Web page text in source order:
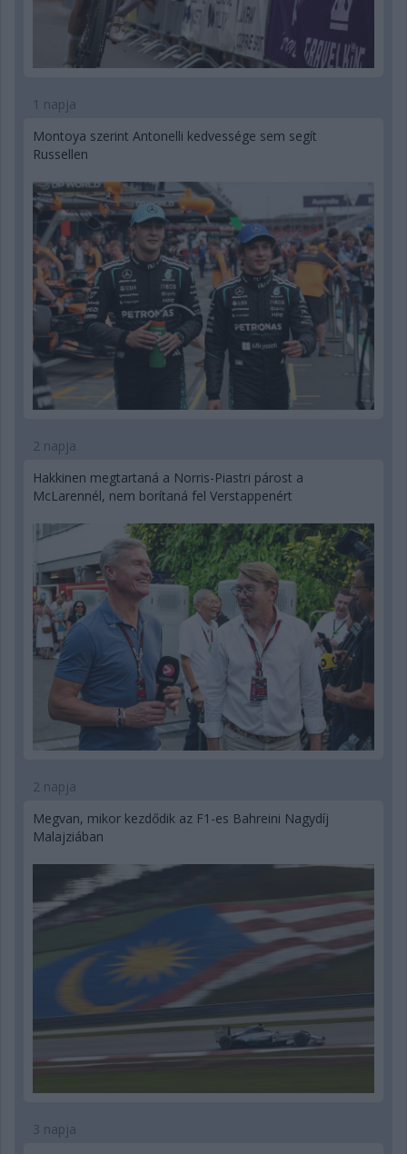
1 napja
Montoya szerint Antonelli kedvessége sem segít
Russellen
2 napja
Hakkinen megtartaná a Norris-Piastri párost a
McLarennél, nem borítaná fel Verstappenért
2 napja
Megvan, mikor kezdődik az F1-es Bahreini Nagydíj
Malajziában
3 napja